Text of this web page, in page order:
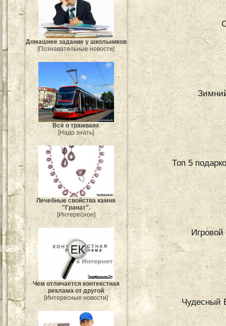
Домашнее задание у школьников
[Познавательные новости]
Всё о трамваях
[Надо знать]
Лечебные свойства камня
"Гранат".
[Интересное]
Чем отличается контекстная
реклама от другой
[Интересные новости]
Топ 5
Чудесный